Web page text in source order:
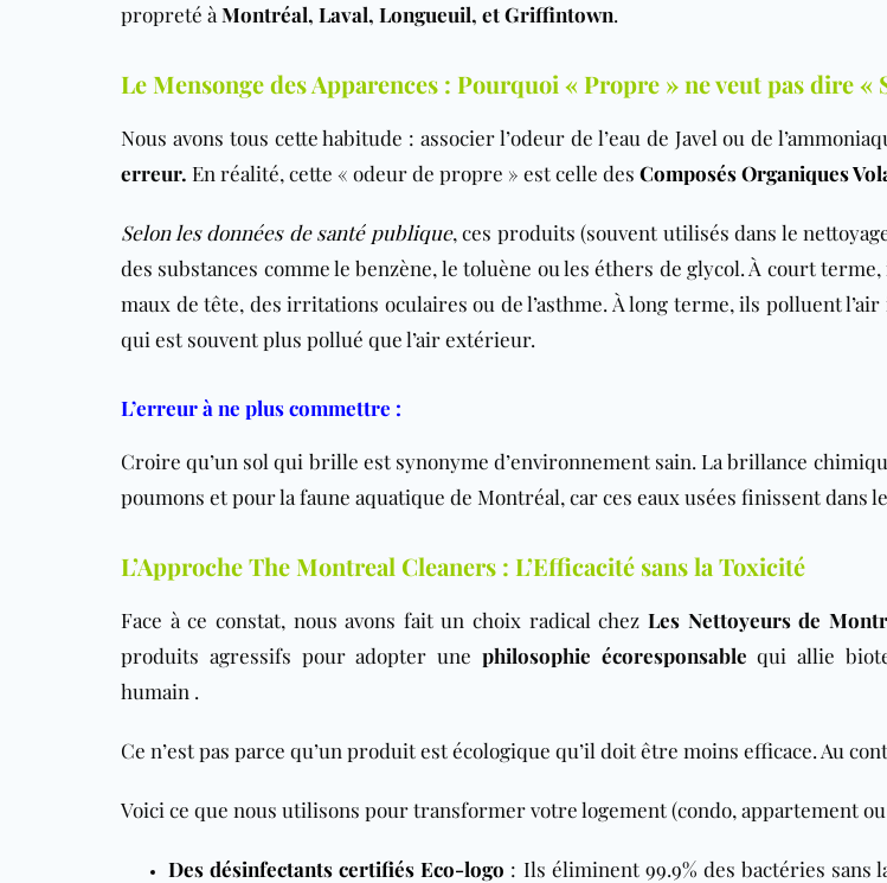
propreté à Montréal, Laval, Longueuil, et Griffintown.
Le Mensonge des Apparences : Pourquoi « Propre » ne veut pas dire «
Nous avons tous cette habitude : associer l’odeur de l’eau de Javel ou de
erreur. En réalité, cette « odeur de propre » est celle des Composés Organiques
Selon les données de santé publique, ces produits (souvent utilisés dans le
des substances comme le benzène, le toluène ou les éthers de glycol. À court
maux de tête, des irritations oculaires ou de l’asthme. À long terme, ils polluent
qui est souvent plus pollué que l’air extérieur.
L’erreur à ne plus commettre :
Croire qu’un sol qui brille est synonyme d’environnement sain. La brillance
poumons et pour la faune aquatique de Montréal, car ces eaux usées finissent dans
L’Approche The Montreal Cleaners : L’Efficacité sans la Toxicité
Face à ce constat, nous avons fait un choix radical chezLes Nettoyeurs de
produits agressifs pour adopter une philosophie écoresponsable qui allie
humain .
Ce n’est pas parce qu’un produit est écologique qu’il doit être moins efficace. Au
Voici ce que nous utilisons pour transformer votre logement (condo, appartement
Des désinfectants certifiés Eco-logo : Ils éliminent 99.9% des bactéries sans